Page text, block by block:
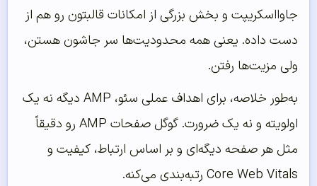
جاوااسکریپت و بخش بزرگی از امکانات قالبتون رو هم از
دست داده. یعنی همه محدودیت‌ها سر جاشون هستن،
ولی مزیت‌ها رفتن.
به‌طور خلاصه، برای اهداف عملی سئو، AMP دیگه نه یک
اولویته و نه یک ضرورت. گوگل صفحات AMP رو دقیقاً
مثل هر صفحه دیگه‌ای و بر اساس ارتباط، کیفیت و
Core Web Vitals رتبه‌بندی می‌کنه.